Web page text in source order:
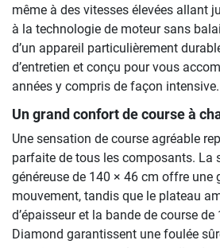
même à des vitesses élevées allant
à la technologie de moteur sans
d’un appareil particulièrement
d’entretien et conçu pour vous
années y compris de façon intensive.
Un grand confort de course à
Une sensation de course agréable
parfaite de tous les composants. La
généreuse de 140 × 46 cm offre une
mouvement, tandis que le plateau
d’épaisseur et la bande de course
Diamond garantissent une foulée